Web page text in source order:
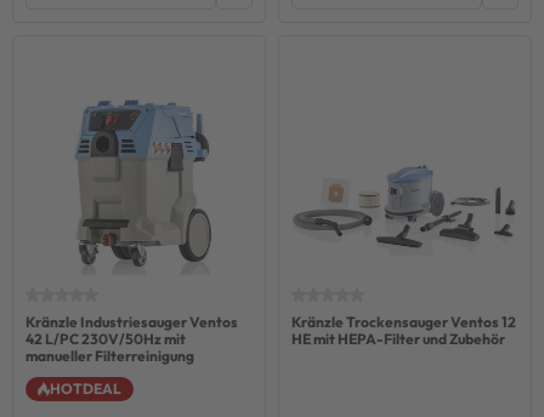
Kränzle Industriesauger Ventos
42 L/PC 230V/50Hz mit
manueller Filterreinigung
HOTDEAL
Kränzle Trockensauger Ventos 12
HE mit HEPA-Filter und Zubehör